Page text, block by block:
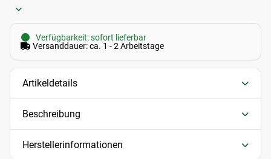
Verfügbarkeit: sofort lieferbar
Versanddauer: ca. 1 - 2 Arbeitstage
Artikeldetails
Beschreibung
Herstellerinformationen